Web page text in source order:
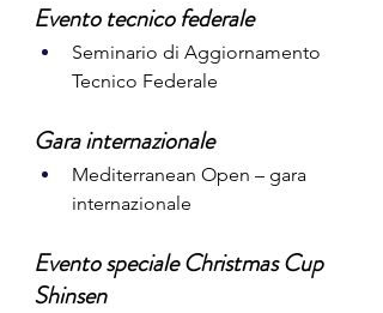
Evento tecnico federale
Seminario di Aggiornamento
Tecnico Federale
Gara internazionale
Mediterranean Open – gara
internazionale
Evento speciale Christmas Cup
Shinsen